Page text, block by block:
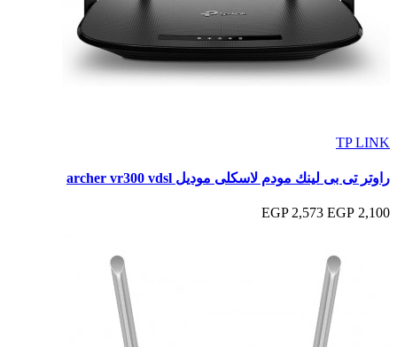
TP LINK
راوتر تى بى لينك مودم لاسكلى موديل archer vr300 vdsl
2,100 EGP
2,573 EGP